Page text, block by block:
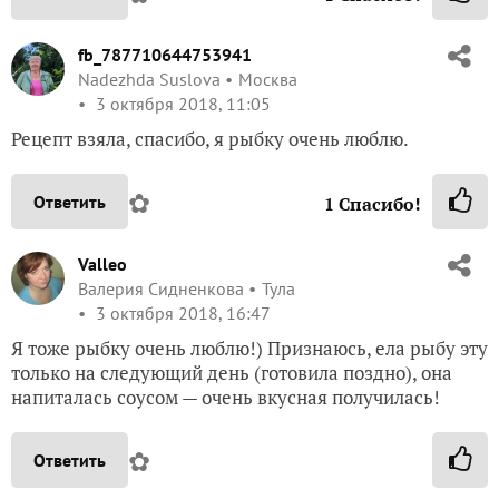
fb_787710644753941
Nadezhda Suslova
Москва
3 октября 2018, 11:05
Рецепт взяла, спасибо, я рыбку очень люблю.
Ответить ✿ 1 Спасибо!
Valleo
Валерия Сидненкова
Тула
3 октября 2018, 16:47
Я тоже рыбку очень люблю!) Признаюсь, ела рыбу эту
только на следующий день (готовила поздно), она
напиталась соусом — очень вкусная получилась!
Ответить ✿